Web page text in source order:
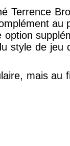
Terrence
au
style de jeu
mais au